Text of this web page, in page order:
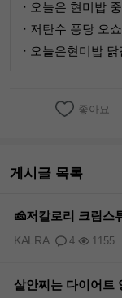
· 오늘은 현미밥
· 저탄수 퐁당 오
· 오늘은현미밥
좋아요
게시글 목록
🧀저칼로리 크림스
4 1155
KALRA
살안찌는 다이어트